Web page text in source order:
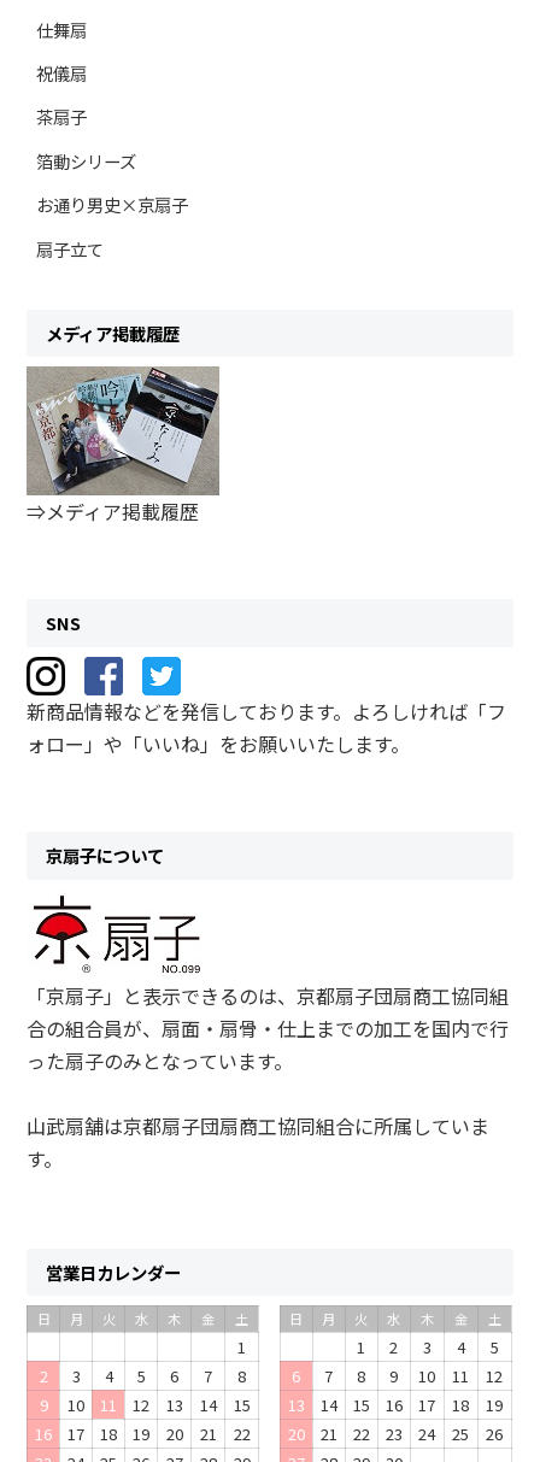
仕舞扇
祝儀扇
茶扇子
箔動シリーズ
お通り男史×京扇子
扇子立て
メディア掲載履歴
⇒メディア掲載履歴
SNS
新商品情報などを発信しております。よろしければ「フ
ォロー」や「いいね」をお願いいたします。
京扇子について
「京扇子」と表示できるのは、京都扇子団扇商工協同組
合の組合員が、扇面・扇骨・仕上までの加工を国内で行
った扇子のみとなっています。
山武扇舗は京都扇子団扇商工協同組合に所属していま
す。
営業日カレンダー
日 月 火 水 木 金 土
1
2
3 4 5 6 7
8
9
10 11 12 13 14
15
16
17 18 19 20 21
22
日 月 火 水 木 金 土
1 2 3 4
5
6
7 8 9 10 11
12
13
14 15 16 17 18
19
20
21 22 23 24 25
26